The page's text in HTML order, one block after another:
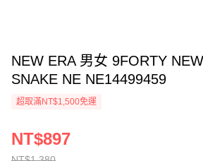
NEW ERA 男女 9FORTY
SNAKE NE NE14499459
超取滿NT$1,500免運
NT$897